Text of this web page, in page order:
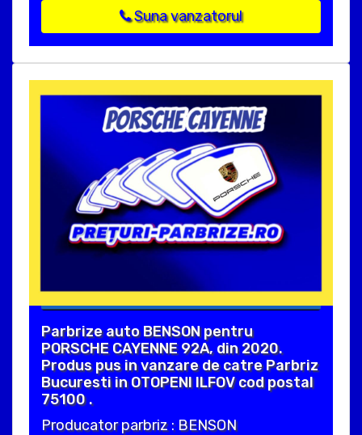
Suna vanzatorul
Parbrize auto BENSON pentru
PORSCHE CAYENNE 92A, din 2020.
Produs pus in vanzare de catre Parbriz
Bucuresti in OTOPENI ILFOV cod postal
75100 .
Producator parbriz : BENSON